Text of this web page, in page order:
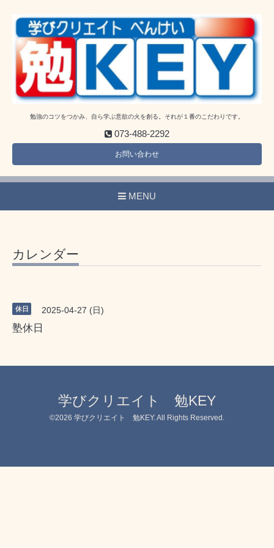
勉強のコツをつかみ、自ら学ぶ意欲の火を創る。それが１番のこだわりです。
073-488-2292
お問い合わせ
MENU
カレンダー
休日 2025-04-27 (日)
塾休日
学びクリエイト 勉KEY
©2026 学びクリエイト 勉KEY. All Rights Reserved.